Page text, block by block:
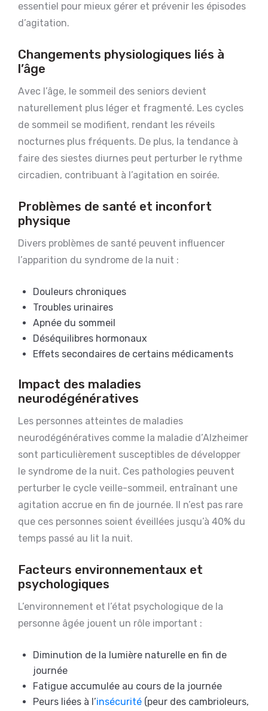
essentiel pour mieux gérer et prévenir les épisodes
d’agitation.
Changements physiologiques liés à
l’âge
Avec l’âge, le sommeil des seniors devient
naturellement plus léger et fragmenté. Les cycles
de sommeil se modifient, rendant les réveils
nocturnes plus fréquents. De plus, la tendance à
faire des siestes diurnes peut perturber le rythme
circadien, contribuant à l’agitation en soirée.
Problèmes de santé et inconfort
physique
Divers problèmes de santé peuvent influencer
l’apparition du syndrome de la nuit :
Douleurs chroniques
Troubles urinaires
Apnée du sommeil
Déséquilibres hormonaux
Effets secondaires de certains médicaments
Impact des maladies
neurodégénératives
Les personnes atteintes de maladies
neurodégénératives comme la maladie d’Alzheimer
sont particulièrement susceptibles de développer
le syndrome de la nuit. Ces pathologies peuvent
perturber le cycle veille-sommeil, entraînant une
agitation accrue en fin de journée. Il n’est pas rare
que ces personnes soient éveillées jusqu’à 40% du
temps passé au lit la nuit.
Facteurs environnementaux et
psychologiques
L’environnement et l’état psychologique de la
personne âgée jouent un rôle important :
Diminution de la lumière naturelle en fin de
journée
Fatigue accumulée au cours de la journée
Peurs liées à l’insécurité (peur des cambrioleurs,